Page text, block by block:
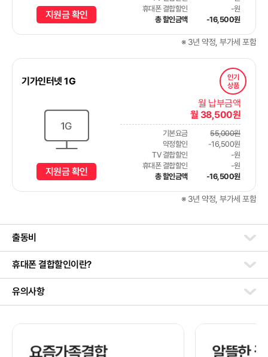
지원금 확인
휴대폰 결합할인
총 할인금액
-원
-16,500원
※ 3년 약정, 부가세 포함
기가인터넷 1G
인기
상품
지원금 확인
월 납부금액
월 38,500원
기본요금
약정할인
TV 결합할인
휴대폰 결합할인
총 할인금액
55,000원
-16,500원
-원
-원
-16,500원
※ 3년 약정, 부가세 포함
출동비
휴대폰 결합할인이란?
유의사항